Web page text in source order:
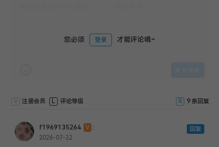
您必须 登录 才能评论哦~
V 注册会员 L 评论等级 R 9 条回复
f1969135264 V :
2026-07-22
回复